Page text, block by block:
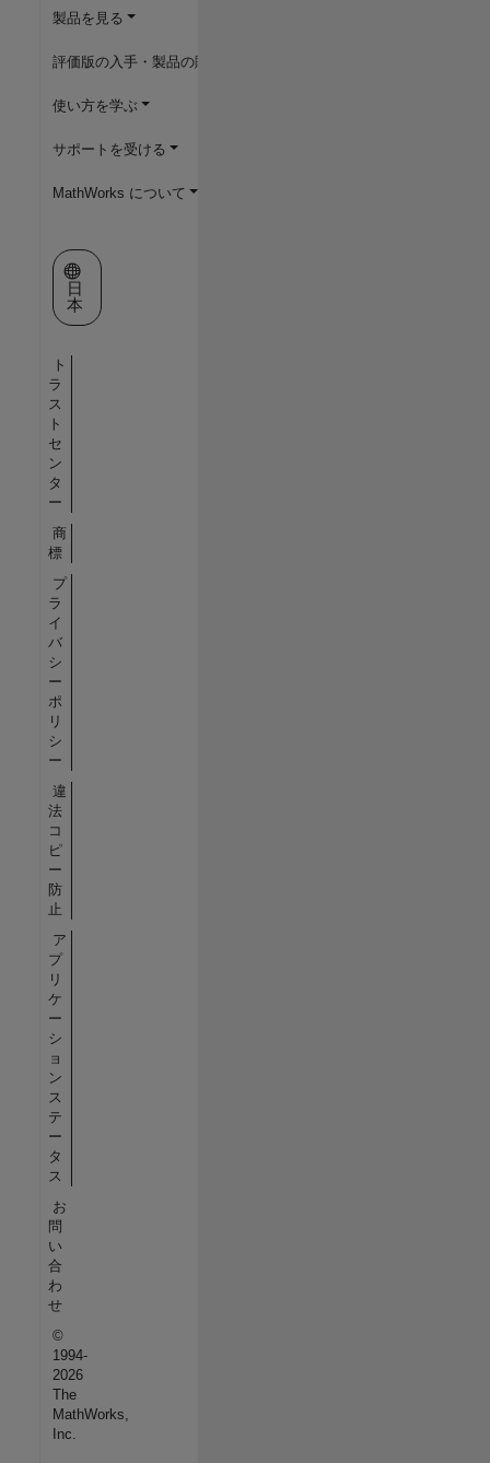
製品を見る
評価版の入手・製品の購入
使い方を学ぶ
サポートを受ける
MathWorks について
Web サイトの選択
日
本
ト
ラ
ス
ト
セ
ン
タ
ー
商
標
プ
ラ
イ
バ
シ
ー
ポ
リ
シ
ー
違
法
コ
ピ
ー
防
止
ア
プ
リ
ケ
ー
シ
ョ
ン
ス
テ
ー
タ
ス
お
問
い
合
わ
せ
©
1994-
2026
The
MathWorks,
Inc.